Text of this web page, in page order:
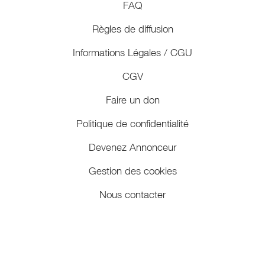
FAQ
Règles de diffusion
Informations Légales / CGU
CGV
Faire un don
Politique de confidentialité
Devenez Annonceur
Gestion des cookies
Nous contacter